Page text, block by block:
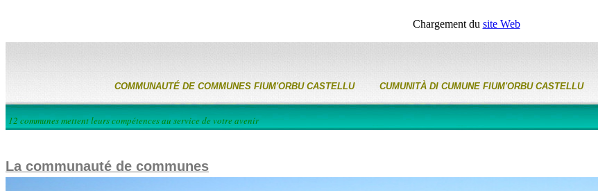
Chargement du site Web
COMMUNAUTÉ DE COMMUNES FIUM'ORBU CASTELLU CUMUNITÀ DI CUMUNE FIUM'ORBU CASTELLU
12 communes mettent leurs compétences au service de votre avenir
La communauté de communes